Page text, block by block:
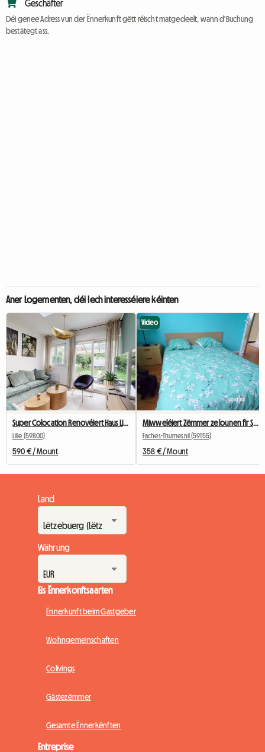
Geschäfter
Déi genee Adress vun der Ënnerkunft gëtt réischt matgedeelt, wann d'Buchung
bestätegt ass.
Aner Logementen, déi Iech interesséiere kéinten
Super Colocation Renovéiert Haus Lille
Lille (59800)
590 € / Mount
Video
Miwweléiert Zëmmer ze lounen fir Studenten Fotoen a Video
Faches-Thumesnil (59155)
358 € / Mount
Land
Währung
Eis Ënnerkonftsaarten
Ënnerkunft beim Gastgeber
Wohngemeinschaften
Colivings
Gästezëmmer
Gesamte Ënnerkënften
Entreprise